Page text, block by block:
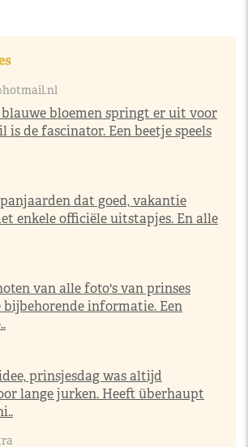
blauwe bloemen springt er uit voor
is de fascinator. Een beetje speels
dat goed, vakantie
enkele officiële uitstapjes. En alle
van alle foto's van prinses
bijbehorende informatie. Een
prinsjesdag was altijd
lange jurken. Heeft überhaupt